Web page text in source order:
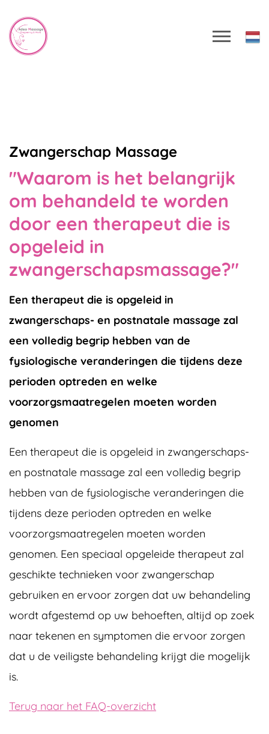
Zwangerschap Massage
"Waarom is het belangrijk
om behandeld te worden
door een therapeut die is
opgeleid in
zwangerschapsmassage?"
Een therapeut die is opgeleid in
zwangerschaps- en postnatale massage zal
een volledig begrip hebben van de
fysiologische veranderingen die tijdens deze
perioden optreden en welke
voorzorgsmaatregelen moeten worden
genomen
Een therapeut die is opgeleid in zwangerschaps-
en postnatale massage zal een volledig begrip
hebben van de fysiologische veranderingen die
tijdens deze perioden optreden en welke
voorzorgsmaatregelen moeten worden
genomen. Een speciaal opgeleide therapeut zal
geschikte technieken voor zwangerschap
gebruiken en ervoor zorgen dat uw behandeling
wordt afgestemd op uw behoeften, altijd op zoek
naar tekenen en symptomen die ervoor zorgen
dat u de veiligste behandeling krijgt die mogelijk
is.
Terug naar het FAQ-overzicht